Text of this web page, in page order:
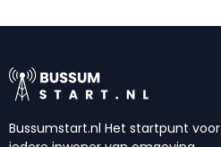
Bussumstart.nl Het startpunt voor